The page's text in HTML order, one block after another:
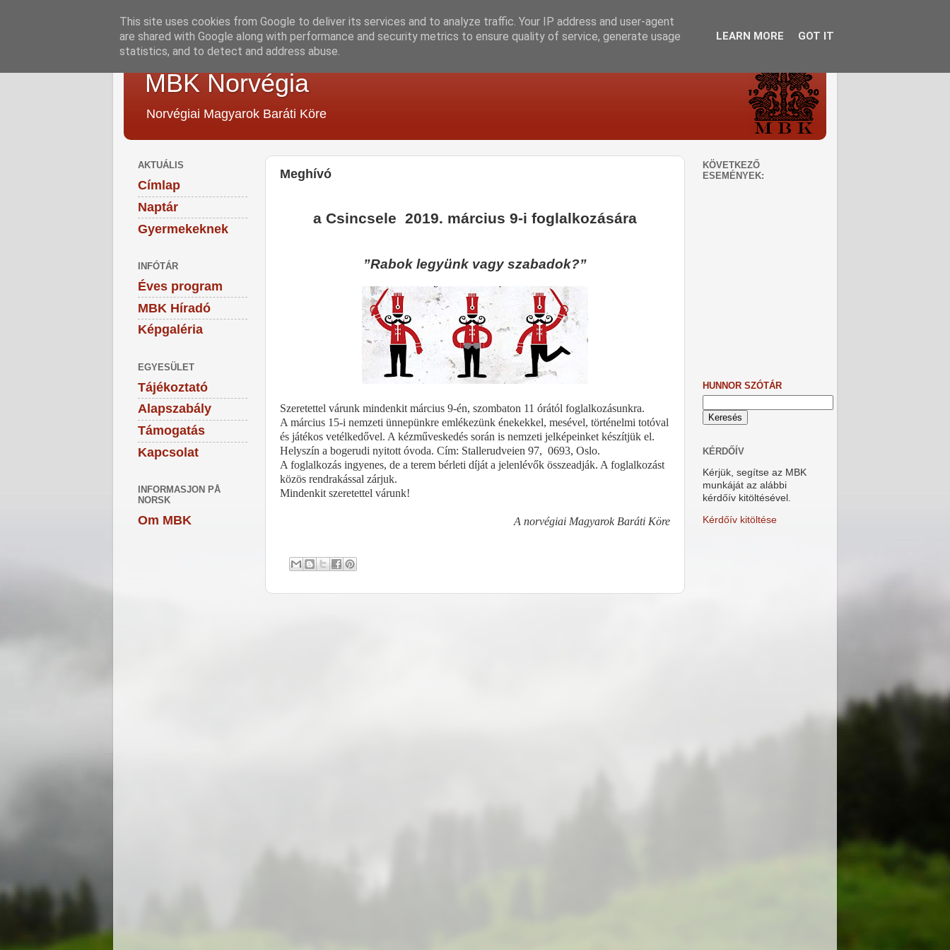
MBK Norvégia
Norvégiai Magyarok Baráti Köre
Meghívó
a Csincsele 2019. március 9-i foglalkozására
”Rabok legyünk vagy szabadok?”
Szeretettel várunk mindenkit március 9-én, szombaton 11 órától foglalkozásunkra.
A március 15-i nemzeti ünnepünkre emlékezünk énekekkel, mesével, történelmi totóval
és játékos vetélkedővel. A kézműveskedés során is nemzeti jelképeinket készítjük el.
Helyszín a bogerudi nyitott óvoda. Cím: Stallerudveien 97, 0693, Oslo.
A foglalkozás ingyenes, de a terem bérleti díját a jelenlévők összeadják. A foglalkozást
közös rendrakással zárjuk.
Mindenkit szeretettel várunk!
A norvégiai Magyarok Baráti Köre
AKTUÁLIS
Címlap
Naptár
Gyermekeknek
INFÓTÁR
Éves program
MBK Híradó
Képgaléria
EGYESÜLET
Tájékoztató
Alapszabály
Támogatás
Kapcsolat
INFORMASJON PÅ
NORSK
Om MBK
KÖVETKEZŐ
ESEMÉNYEK:
HUNNOR SZÓTÁR
KÉRDŐÍV
Kérjük, segítse az MBK
munkáját az alábbi
kérdőív kitöltésével.
Kérdőív kitöltése
This site uses cookies from Google to deliver its services and to analyze traffic. Your IP address and user-agent
are shared with Google along with performance and security metrics to ensure quality of service, generate usage
statistics, and to detect and address abuse.
LEARN MORE GOT IT